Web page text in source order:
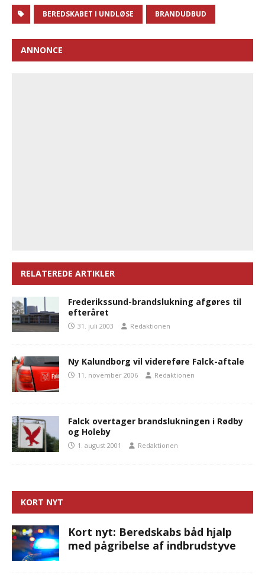
BEREDSKABET I UNDLØSE BRANDUDBUD
ANNONCE
RELATEREDE ARTIKLER
Frederikssund-brandslukning afgøres til
efteråret
31. juli 2003 Redaktionen
Ny Kalundborg vil videreføre Falck-aftale
11. november 2006 Redaktionen
Falck overtager brandslukningen i Rødby
og Holeby
1. august 2001 Redaktionen
KORT NYT
Kort nyt: Beredskabs båd hjalp
med pågribelse af indbrudstyve